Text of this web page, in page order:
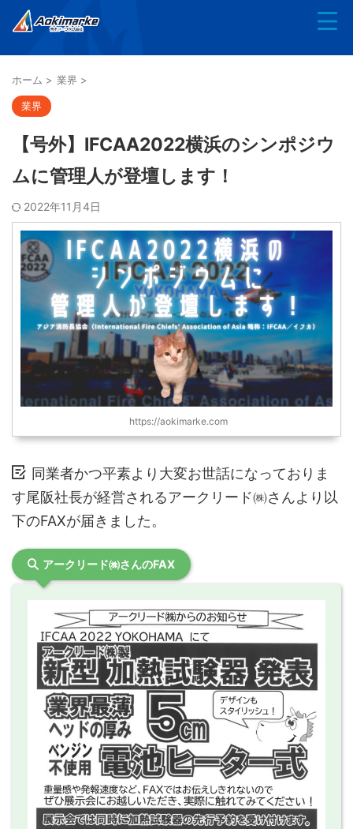
ホーム > 業界 >
業界
【号外】IFCAA2022横浜のシンポジウ
ムに管理人が登壇します！
2022年11月4日
https://aokimarke.com
同業者かつ平素より大変お世話になっておりま
す尾阪社長が経営されるアークリード㈱さんより以
下のFAXが届きました。
アークリード㈱さんのFAX